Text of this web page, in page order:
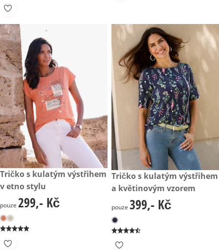
299,- Kč
Tričko s kulatým výstřihem
v etno stylu
299,- Kč
pouze 299,- Kč
399,- Kč
Tričko s kulatým výstřihem
a květinovým vzorem
399,- Kč
pouze 399,- Kč